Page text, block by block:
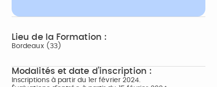
Lieu de la Formation :
Bordeaux (33)
Modalités et date d'inscription :
Inscriptions à partir du 1er février 2024.